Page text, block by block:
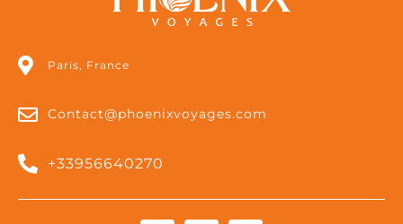
Paris, France
Contact@phoenixvoyages.com
+33956640270